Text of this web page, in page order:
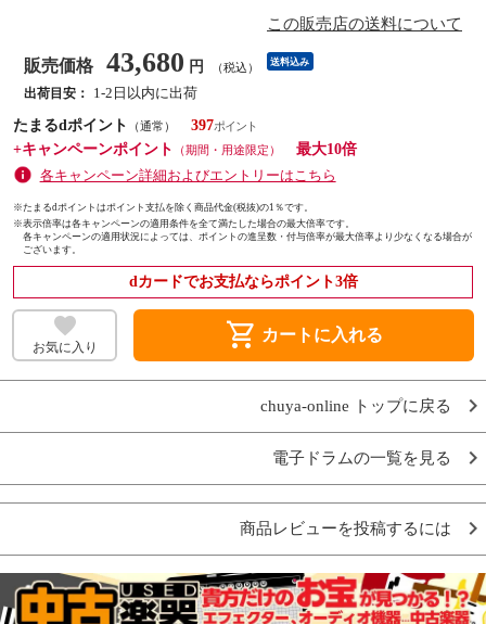
この販売店の送料について
販売価格 43,680 円 （税込） 送料込み
出荷目安：
1-2日以内に出荷
たまるdポイント
（通常）
397
+キャンペーンポイント
（期間・用途限定）
最大10倍
各キャンペーン詳細およびエントリーはこちら
※たまるdポイントはポイント支払を除く商品代金(税抜)の1％です。
※表示倍率は各キャンペーンの適用条件を全て満たした場合の最大倍率です。
各キャンペーンの適用状況によっては、ポイントの進呈数・付与倍率が最大倍率より少なくなる場合が
ございます。
dカードでお支払ならポイント3倍
お気に入り shopping_cart カートに入れる
chuya-online トップに戻る
電子ドラムの一覧を見る
商品レビューを投稿するには